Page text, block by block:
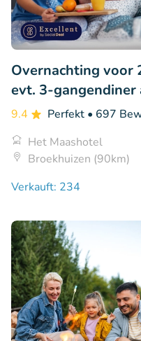
Overnachting voor
evt. 3-gangendiner
9.4 Perfekt • 697
Het Maashotel
Broekhuizen (90km)
Verkauft: 234